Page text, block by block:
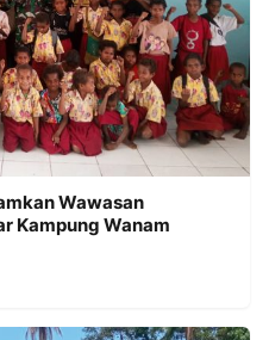
Wawasan
Kampung Wanam